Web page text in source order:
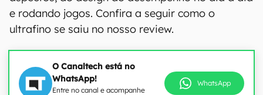
e rodando jogos. Confira a seguir como o
ultrafino se saiu no nosso review.
O Canaltech está no
WhatsApp!
Entre no canal e acompanhe
WhatsApp